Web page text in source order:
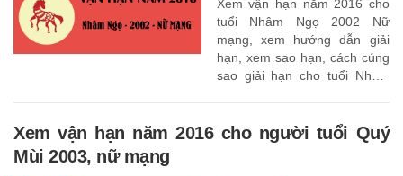
Xem vận hạn năm 2016 cho
tuổi Nhâm Ngọ 2002 Nữ
mạng, xem hướng dẫn giải
hạn, xem sao hạn, cách cúng
sao giải hạn cho tuổi Nhâm
Xem vận hạn năm 2016 cho người tuổi Quý
Mùi 2003, nữ mạng